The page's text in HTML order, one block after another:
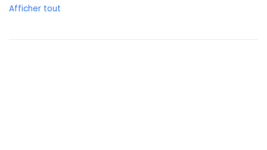
Botswana
Afficher tout